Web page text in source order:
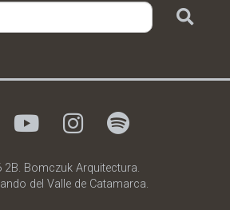
Bomczuk Arquitectura.
del Valle de Catamarca.